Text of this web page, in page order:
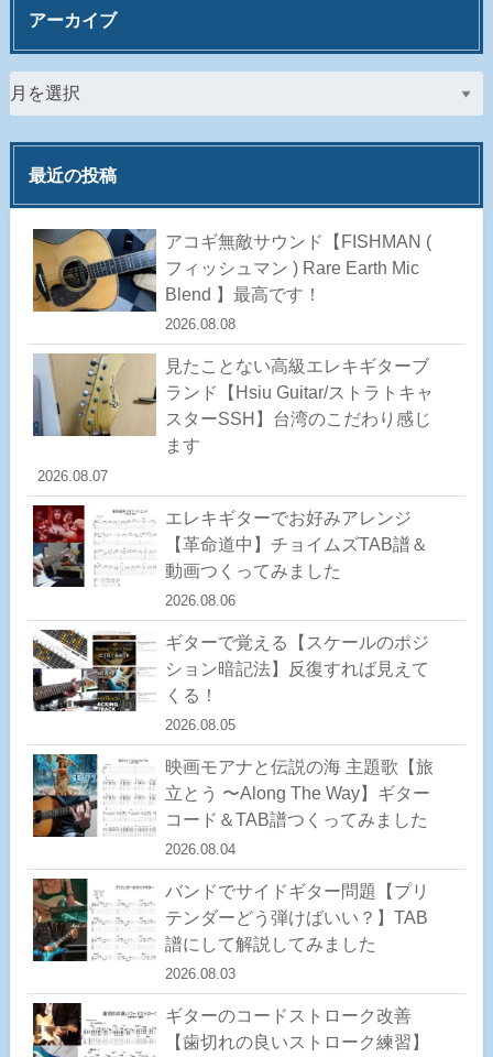
アーカイブ
最近の投稿
アコギ無敵サウンド【FISHMAN (
フィッシュマン ) Rare Earth Mic
Blend 】最高です！
2026.08.08
見たことない高級エレキギターブ
ランド【Hsiu Guitar/ストラトキャ
スターSSH】台湾のこだわり感じ
ます
2026.08.07
エレキギターでお好みアレンジ
【革命道中】チョイムズTAB譜＆
動画つくってみました
2026.08.06
ギターで覚える【スケールのポジ
ション暗記法】反復すれば見えて
くる！
2026.08.05
映画モアナと伝説の海 主題歌【旅
立とう 〜Along The Way】ギター
コード＆TAB譜つくってみました
2026.08.04
バンドでサイドギター問題【プリ
テンダーどう弾けばいい？】TAB
譜にして解説してみました
2026.08.03
ギターのコードストローク改善
【歯切れの良いストローク練習】